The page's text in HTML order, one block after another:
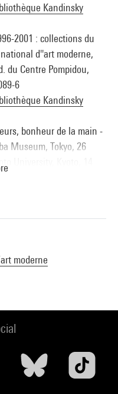
Kandinsky
2001 : collections du
d''art moderne,
du Centre Pompidou,
6
Kandinsky
bonheur de la main -
Museum, Tokyo, 26
University, Kyoto, 14
moderne